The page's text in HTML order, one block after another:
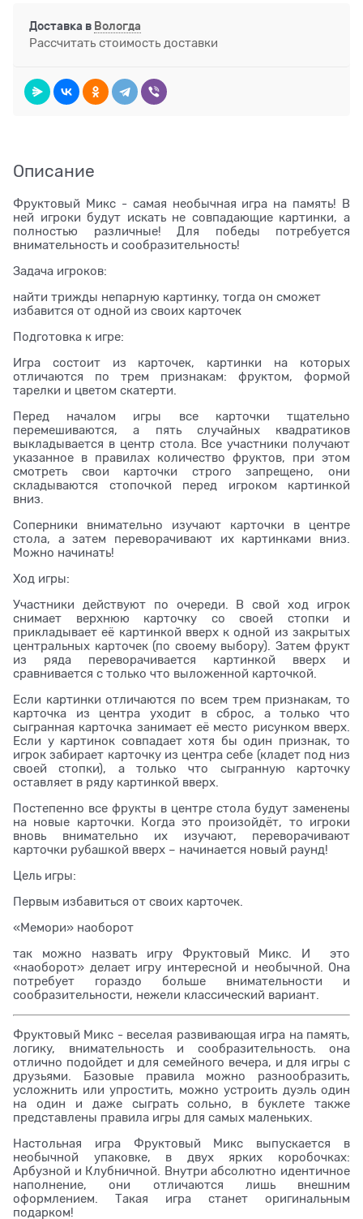
Доставка в Вологда
Рассчитать стоимость доставки
Описание
Фруктовый Микс - самая необычная игра на память! В
ней игроки будут искать не совпадающие картинки, а
полностью различные! Для победы потребуется
внимательность и сообразительность!
Задача игроков:
найти трижды непарную картинку, тогда он сможет
избавится от одной из своих карточек
Подготовка к игре:
Игра состоит из карточек, картинки на которых
отличаются по трем признакам: фруктом, формой
тарелки и цветом скатерти.
Перед началом игры все карточки тщательно
перемешиваются, а пять случайных квадратиков
выкладывается в центр стола. Все участники получают
указанное в правилах количество фруктов, при этом
смотреть свои карточки строго запрещено, они
складываются стопочкой перед игроком картинкой
вниз.
Соперники внимательно изучают карточки в центре
стола, а затем переворачивают их картинками вниз.
Можно начинать!
Ход игры:
Участники действуют по очереди. В свой ход игрок
снимает верхнюю карточку со своей стопки и
прикладывает её картинкой вверх к одной из закрытых
центральных карточек (по своему выбору). Затем фрукт
из ряда переворачивается картинкой вверх и
сравнивается с только что выложенной карточкой.
Если картинки отличаются по всем трем признакам, то
карточка из центра уходит в сброс, а только что
сыгранная карточка занимает её место рисунком вверх.
Если у картинок совпадает хотя бы один признак, то
игрок забирает карточку из центра себе (кладет под низ
своей стопки), а только что сыгранную карточку
оставляет в ряду картинкой вверх.
Постепенно все фрукты в центре стола будут заменены
на новые карточки. Когда это произойдёт, то игроки
вновь внимательно их изучают, переворачивают
карточки рубашкой вверх – начинается новый раунд!
Цель игры:
Первым избавиться от своих карточек.
«Мемори» наоборот
так можно назвать игру Фруктовый Микс. И это
«наоборот» делает игру интересной и необычной. Она
потребует гораздо больше внимательности и
сообразительности, нежели классический вариант.
Фруктовый Микс - веселая развивающая игра на память,
логику, внимательность и сообразительность. она
отлично подойдет и для семейного вечера, и для игры с
друзьями. Базовые правила можно разнообразить,
усложнить или упростить, можно устроить дуэль один
на один и даже сыграть сольно, в буклете также
представлены правила игры для самых маленьких.
Настольная игра Фруктовый Микс выпускается в
необычной упаковке, в двух ярких коробочках:
Арбузной и Клубничной. Внутри абсолютно идентичное
наполнение, они отличаются лишь внешним
оформлением. Такая игра станет оригинальным
подарком!